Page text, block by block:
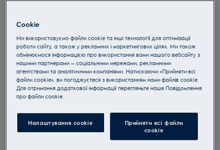
E6SI1-4MN
Праска REFINE 600
4.7 (91)
Переваги
Прасуйте ваш одяг швидко та без зусиль.
Потужна пара. Швидке нагрівання — Готова до роботи за лічені
секунди.
Стійка до механічних пошкоджень поверхня, що легко ковзає.
Cookie
Ми використовуємо файли cookie та інші технології для оптимізації
роботи сайту, а також у рекламних і маркетингових цілях. Ми також
обмінюємося інформацією про використання вами нашого вебсайту з
нашими партнерами — соціальними мережами, рекламними
агентствами та аналітичними компаніями. Натискаючи «Прийняти всі
файли cookie», ви погоджуєтеся з використанням нами файлів cookie.
Для отримання додаткової інформації перегляньте наше Пoвідомлення
прo файли cookie.
Налаштування cookie
Прийняти всі файли
сookie